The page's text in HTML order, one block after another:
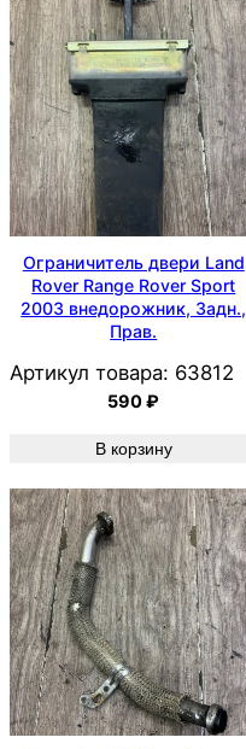
Ограничитель двери Land
Rover Range Rover Sport
2003 внедорожник, Задн.,
Прав.
Артикул товара: 63812
590₽
В корзину